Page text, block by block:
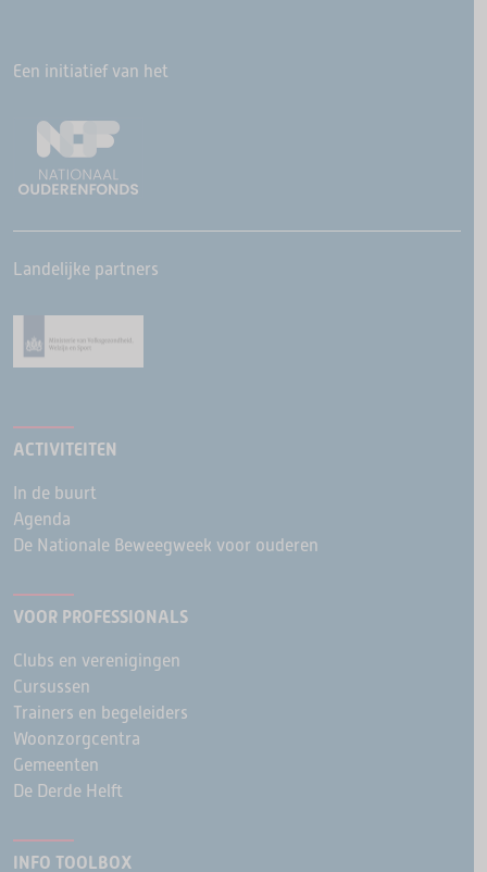
Een initiatief van het
Landelijke partners
ACTIVITEITEN
In de buurt
Agenda
De Nationale Beweegweek voor ouderen
VOOR PROFESSIONALS
Clubs en verenigingen
Cursussen
Trainers en begeleiders
Woonzorgcentra
Gemeenten
De Derde Helft
INFO TOOLBOX